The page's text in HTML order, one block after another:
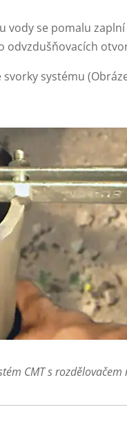
vody se pomalu
odvzdušňovacích
systému
CMT s rozdělovačem